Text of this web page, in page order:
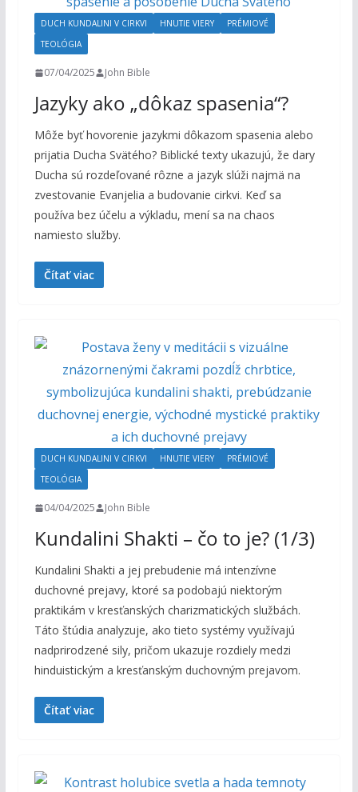
DUCH KUNDALINI V CIRKVI HNUTIE VIERY
PRÉMIOVÉ
TEOLÓGIA
07/04/2025 John Bible
Jazyky ako „dôkaz spasenia“?
Môže byť hovorenie jazykmi dôkazom spasenia alebo
prijatia Ducha Svätého? Biblické texty ukazujú, že dary
Ducha sú rozdeľované rôzne a jazyk slúži najmä na
zvestovanie Evanjelia a budovanie cirkvi. Keď sa
používa bez účelu a výkladu, mení sa na chaos
namiesto služby.
Čítať viac
DUCH KUNDALINI V CIRKVI HNUTIE VIERY
PRÉMIOVÉ
TEOLÓGIA
04/04/2025 John Bible
Kundalini Shakti – čo to je? (1/3)
Kundalini Shakti a jej prebudenie má intenzívne
duchovné prejavy, ktoré sa podobajú niektorým
praktikám v kresťanských charizmatických službách.
Táto štúdia analyzuje, ako tieto systémy využívajú
nadprirodzené sily, pričom ukazuje rozdiely medzi
hinduistickým a kresťanským duchovným prejavom.
Čítať viac